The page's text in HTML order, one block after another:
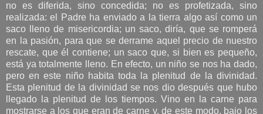
no es diferida, sino concedida; no es profetizada, sino
realizada: el Padre ha enviado a la tierra algo así como un
saco lleno de misericordia; un saco, diría, que se romperá
en la pasión, para que se derrame aquel precio de nuestro
rescate, que él contiene; un saco que, si bien es pequeño,
está ya totalmente lleno. En efecto, un niño se nos ha dado,
pero en este niño habita toda la plenitud de la divinidad.
Esta plenitud de la divinidad se nos dio después que hubo
llegado la plenitud de los tiempos. Vino en la carne para
mostrarse a los que eran de carne y, de este modo, bajo los